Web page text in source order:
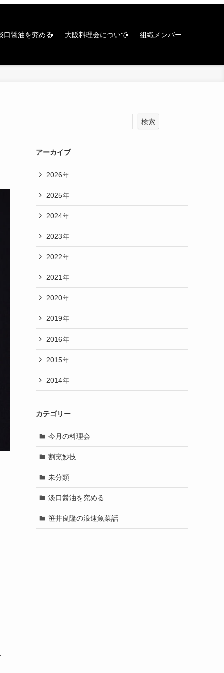
口醤油を究める 大阪料理会について 組織メンバー
検索
アーカイブ
2026年
2025年
2024年
2023年
2022年
2021 年
2020年
2019年
2016年
2015年
2014年
カテゴリー
今月の料理会
割烹妙技
未分類
淡口醤油を究める
笹井良隆の浪速魚菜話